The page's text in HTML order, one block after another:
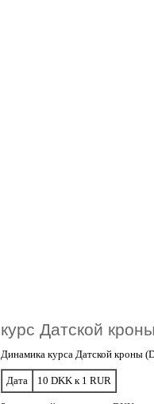
курс Датской
Динамика курса Датской кроны
Дата 10 DKK к 1 RUR